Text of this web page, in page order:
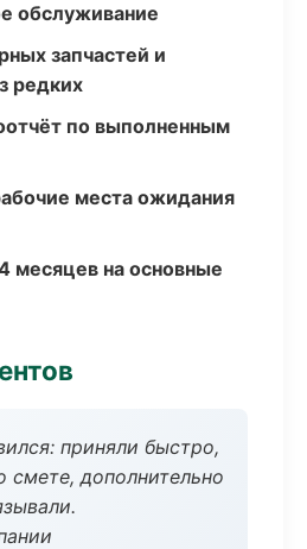
обслуживание
запчастей и
редких
по выполненным
места ожидания
месяцев на основные
приняли быстро,
смете, дополнительно